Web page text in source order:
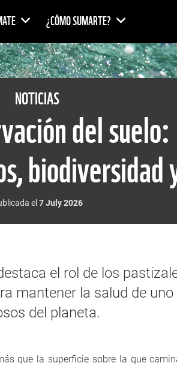
¿CÓMO SUMARTE?
NOTICIAS
del
biodiversidad
el 7 July 2026
el rol de los
mantener la salud de
del planeta.
que la superficie sobre la que